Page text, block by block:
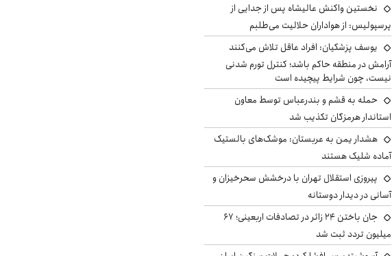
نخستین واکنش عالیشاه پس از جدایی از
پرسپولیس: از هواداران حلالیت می‌طلبم
یوسف پزشکیان: افراد عاقل تلاش می‌کنند
آرامش در منطقه حاکم باشد؛ کنترل تورم شدنی
نیست، چون شرایط پیچیده است
حمله به قشم و بندرعباس توسط معاون
استاندار هرمزگان تکذیب شد
هشدار یمن به عربستان: موشک‌های بالستیک
آماده شلیک هستند
پیروزی استقلال تهران با درخشش سحرخیزان و
آسانی در دیدار دوستانه
جان باختن ۲۴ زائر در تصادفات اربعینی؛ ۶۷
میلیون تردد ثبت شد